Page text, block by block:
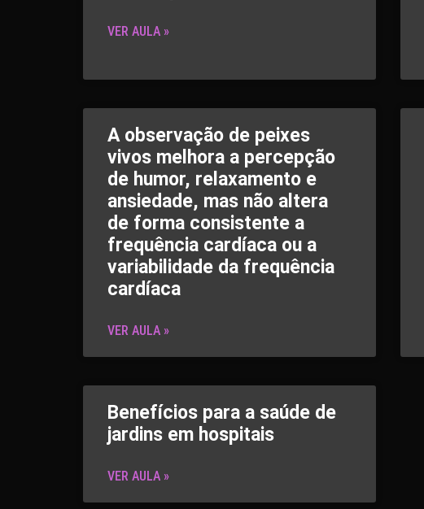
VER AULA »
A observação de peixes
vivos melhora a percepção
de humor, relaxamento e
ansiedade, mas não altera
de forma consistente a
frequência cardíaca ou a
variabilidade da frequência
cardíaca
VER AULA »
Benefícios para a saúde de
jardins em hospitais
VER AULA »